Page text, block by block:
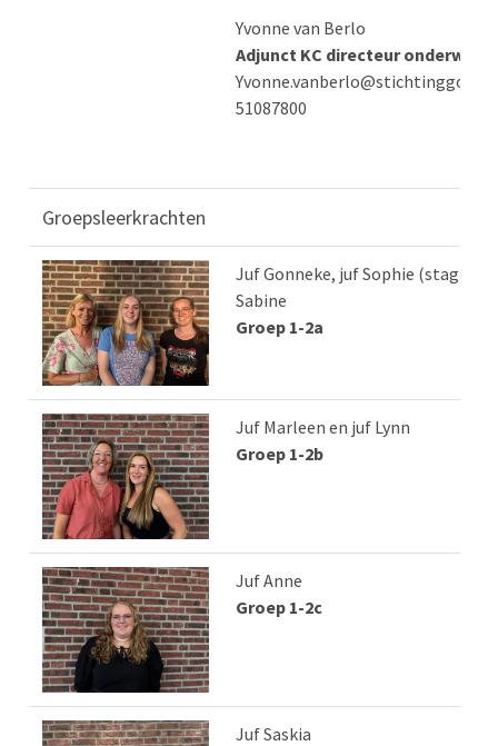
Yvonne van Berlo
Adjunct KC directeur onderwijs
51087800
Groepsleerkrachten
Juf Gonneke, juf Sophie
Sabine
Groep 1-2a
Juf Marleen en juf Lynn
Groep 1-2b
Juf Anne
Groep 1-2c
Juf Saskia